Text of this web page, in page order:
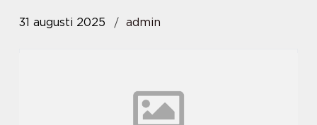
31 augusti 2025 admin